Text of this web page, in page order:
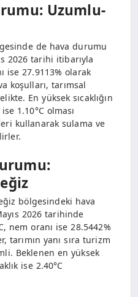
Uzumlu-
de hava durumu
2026 tarihi itibarıyla
ise 27.9113% olarak
koşulları, tarımsal
En yüksek sıcaklığın
1.10°C olması
kullanarak sulama ve
bölgesindeki hava
2026 tarihinde
nem oranı ise 28.5442%
yanı sıra turizm
Beklenen en yüksek
ise 2.40°C